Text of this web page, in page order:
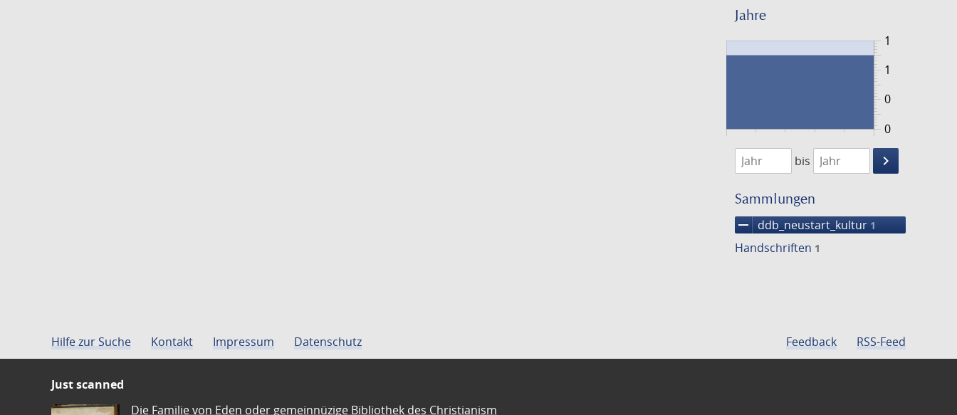
Jahre
0
1
0
1
1474
1475
bis
keyboard_arrow_right
Suche
Sammlungen
remove ddb_neustart_kultur 1
Handschriften 1
Hilfe zur Suche Kontakt Impressum Datenschutz Feedback RSS-Feed
Just scanned
Die Familie von Eden oder gemeinnüzige Bibliothek des Christianism